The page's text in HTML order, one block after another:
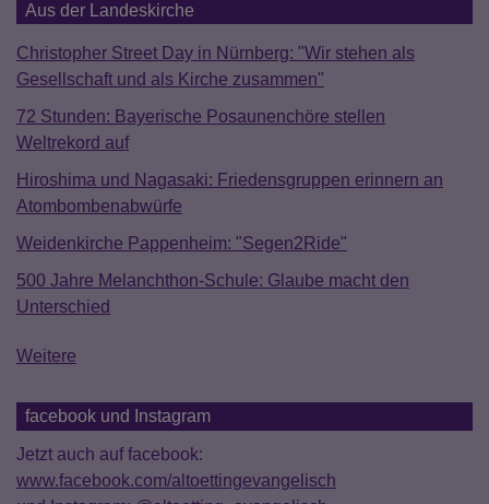
Aus der Landeskirche
Christopher Street Day in Nürnberg: "Wir stehen als
Gesellschaft und als Kirche zusammen"
72 Stunden: Bayerische Posaunenchöre stellen
Weltrekord auf
Hiroshima und Nagasaki: Friedensgruppen erinnern an
Atombombenabwürfe
Weidenkirche Pappenheim: "Segen2Ride"
500 Jahre Melanchthon-Schule: Glaube macht den
Unterschied
Weitere
facebook und Instagram
Jetzt auch auf facebook:
www.facebook.com/altoettingevangelisch